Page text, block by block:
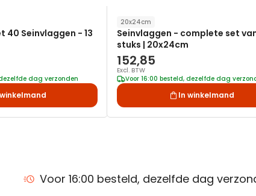
40 Seinvlaggen - 13
dag verzonden
20x24cm
Seinvlaggen - complete set
stuks | 20x24cm
152,85
Excl. BTW
Voor 16:00 besteld, dezelfde dag
In winkelmand
Voor 16:00 besteld, dezelfde dag